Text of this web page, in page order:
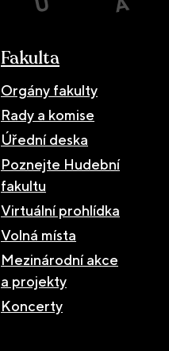
Fakulta
Orgány fakulty
Rady a komise
Úřední deska
Poznejte Hudební
fakultu
Virtuální prohlídka
Volná místa
Mezinárodní akce
a projekty
Koncerty